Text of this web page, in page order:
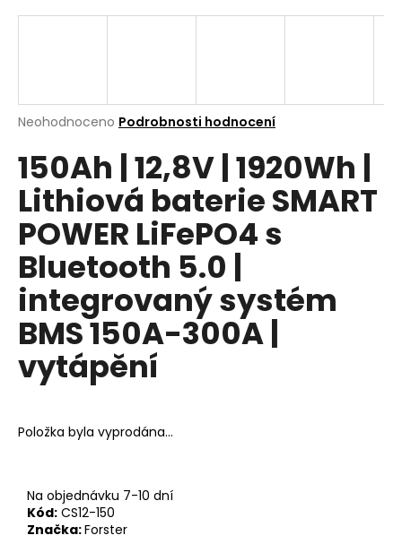
Průměrné
produktu
0,0
5
hvězdiček.
Neohodnoceno Podrobnosti hodnocení
150Ah | 12,8V | 1920Wh |
Lithiová baterie SMART
POWER LiFePO4 s
Bluetooth 5.0 |
integrovaný systém
BMS 150A-300A |
vytápění
Položka byla vyprodána…
Na objednávku 7-10 dní
Kód: CS12-150
Značka:Forster
a
?
Hledat
D
o
p
o
r
u
u
j
e